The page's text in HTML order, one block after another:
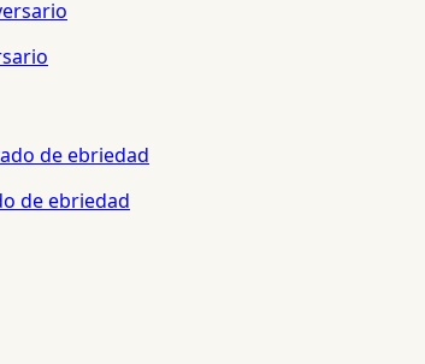
de ebriedad